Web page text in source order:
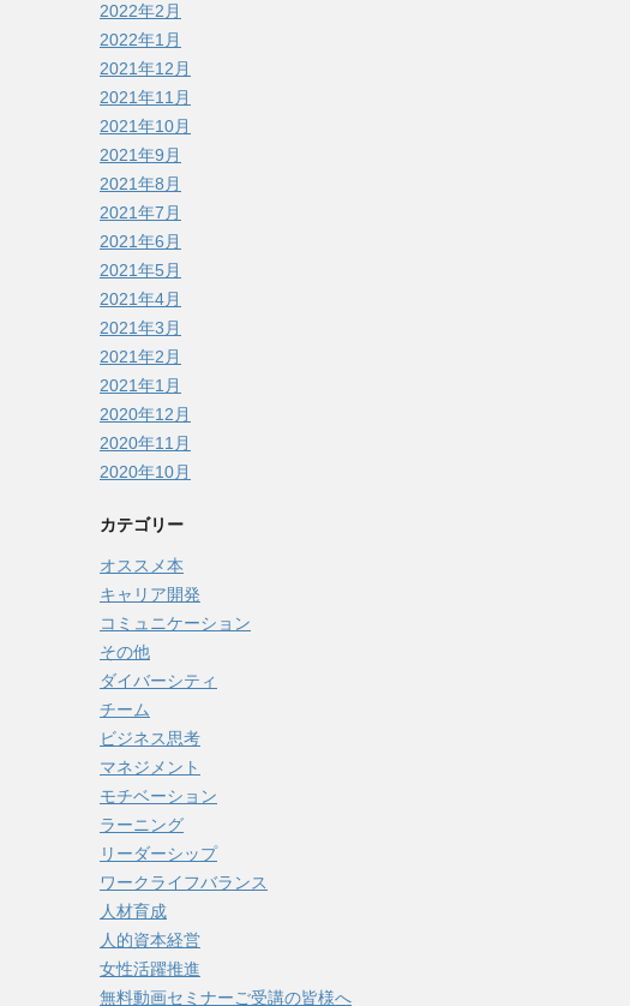
2022年2月
2022年1月
2021年12月
2021年11月
2021年10月
2021年9月
2021年8月
2021年7月
2021年6月
2021年5月
2021年4月
2021年3月
2021年2月
2021年1月
2020年12月
2020年11月
2020年10月
カテゴリー
オススメ本
キャリア開発
コミュニケーション
その他
ダイバーシティ
チーム
ビジネス思考
マネジメント
モチベーション
ラーニング
リーダーシップ
ワークライフバランス
人材育成
人的資本経営
女性活躍推進
無料動画セミナーご受講の皆様へ